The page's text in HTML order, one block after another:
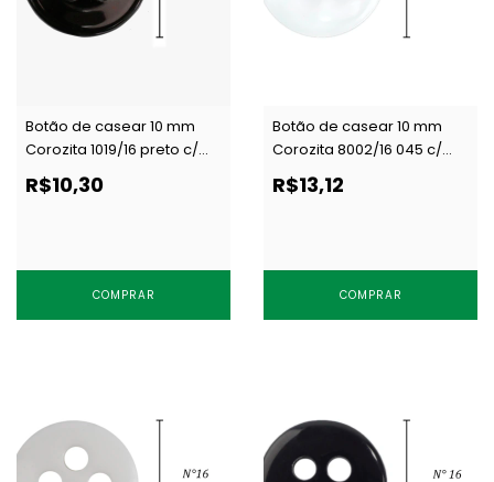
Botão de casear 10 mm
Corozita 1019/16 preto c/
144 un
R$10,30
COMPRAR
Botão de casear 10 mm
Corozita 8002/16 045 c/
144 un
R$13,12
COMPRAR